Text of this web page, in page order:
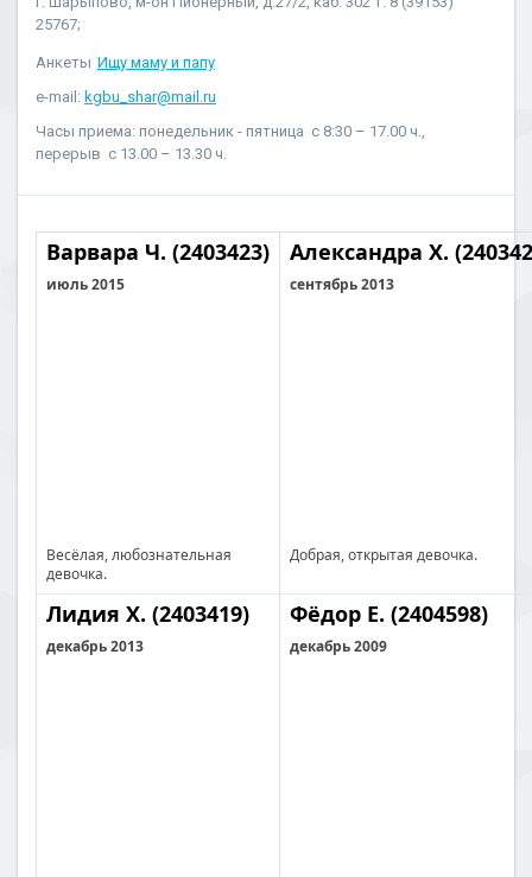
25767;
Анкеты Ищу маму и папу
e-mail: kgbu_shar@mail.ru
Часы приема: понедельник - пятница с 8:30 – 17.00 ч.,
перерыв с 13.00 – 13.30 ч.
Варвара Ч. (2403423)
июль 2015
Весёлая, любознательная
девочка.
Александра Х.
сентябрь 2013
Добрая, открытая девочка.
Лидия Х. (2403419)
декабрь 2013
Фёдор Е. (2404598)
декабрь 2009